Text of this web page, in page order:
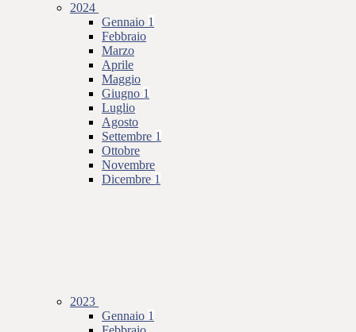
2024
Gennaio 1
Febbraio
Marzo
Aprile
Maggio
Giugno 1
Luglio
Agosto
Settembre 1
Ottobre
Novembre
Dicembre 1
2023
Gennaio 1